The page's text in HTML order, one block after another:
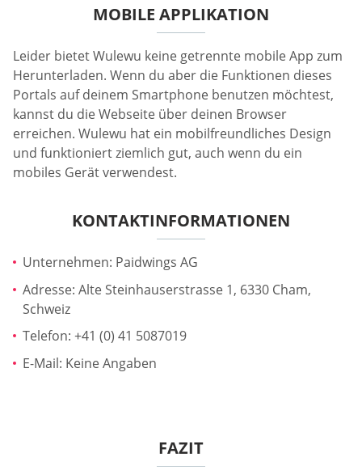
MOBILE APPLIKATION
Leider bietet Wulewu keine getrennte mobile App zum
Herunterladen. Wenn du aber die Funktionen dieses
Portals auf deinem Smartphone benutzen möchtest,
kannst du die Webseite über deinen Browser
erreichen. Wulewu hat ein mobilfreundliches Design
und funktioniert ziemlich gut, auch wenn du ein
mobiles Gerät verwendest.
KONTAKTINFORMATIONEN
Unternehmen: Paidwings AG
Adresse: Alte Steinhauserstrasse 1, 6330 Cham,
Schweiz
Telefon: +41 (0) 41 5087019
E-Mail: Keine Angaben
FAZIT